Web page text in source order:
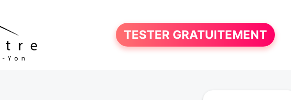
TESTER GRATUITEMENT